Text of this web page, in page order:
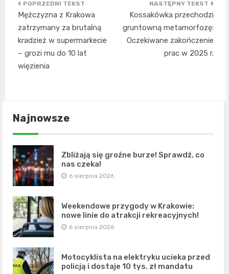
Nawigacja
wpisu
Mężczyzna z Krakowa
zatrzymany za brutalną
kradzież w supermarkecie
– grozi mu do 10 lat
więzienia
Kossakówka przechodzi
gruntowną metamorfozę:
Oczekiwane zakończenie
prac w 2025 r.
Najnowsze
Zbliżają się groźne burze! Sprawdź, co
nas czeka!
6 sierpnia 2026
Weekendowe przygody w Krakowie:
nowe linie do atrakcji rekreacyjnych!
6 sierpnia 2026
Motocyklista na elektryku ucieka przed
policją i dostaje 10 tys. zł mandatu